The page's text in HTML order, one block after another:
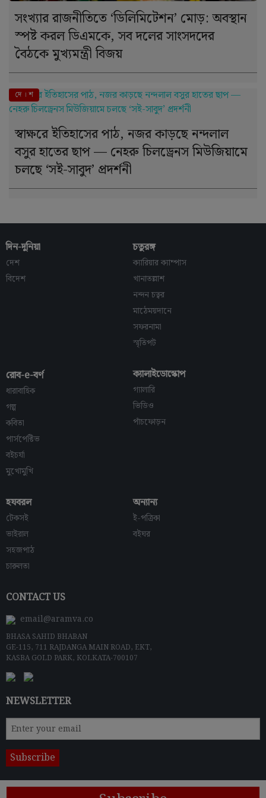
সংখ্যার রাজনীতিতে ‘ডিলিমিটেশন’ মোড়: অবস্থান
স্পষ্ট করল ডিএমকে, সব দলের সাংসদদের
বৈঠকে মুখ্যমন্ত্রী বিজয়
দে । শ
স্বাক্ষরে ইতিহাসের পাঠ, নজর কাড়ছে নন্দলাল
বসুর হাতের ছাপ — নেহরু চিলড্রেনস মিউজিয়ামে
চলছে ‘সই-সাবুদ’ প্রদর্শনী
দিন-দুনিয়া
দেশ
বিদেশ
চতুরঙ্গ
ক্যারিয়ার ক্যাম্পাস
খানাতল্লাশ
নন্দন চত্বর
মাঠেময়দানে
সফরনামা
স্মৃতিপট
রোব-e-বর্ণ
ধারাবাহিক
গল্প
কবিতা
পার্সপেক্টিভ
বইচর্যা
মুখোমুখি
ক্যালাইডোস্কোপ
গ্যালারি
ভিডিও
পাঁচফোড়ন
হযবরল
টেকসই
ভাইরাল
সহজপাঠ
চারুলতা
অন্যান্য
ই-পত্রিকা
বইঘর
CONTACT US
email@aramva.co
BHASA SAHID BHABAN
GE-115, 711 RAJDANGA MAIN ROAD, EKT,
KASBA GOLD PARK, KOLKATA-700107
NEWSLETTER